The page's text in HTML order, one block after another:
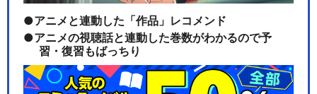
アニメと連動した「作品」レコメンド
アニメの視聴話と連動した巻数がわかるので予
習・復習もばっちり